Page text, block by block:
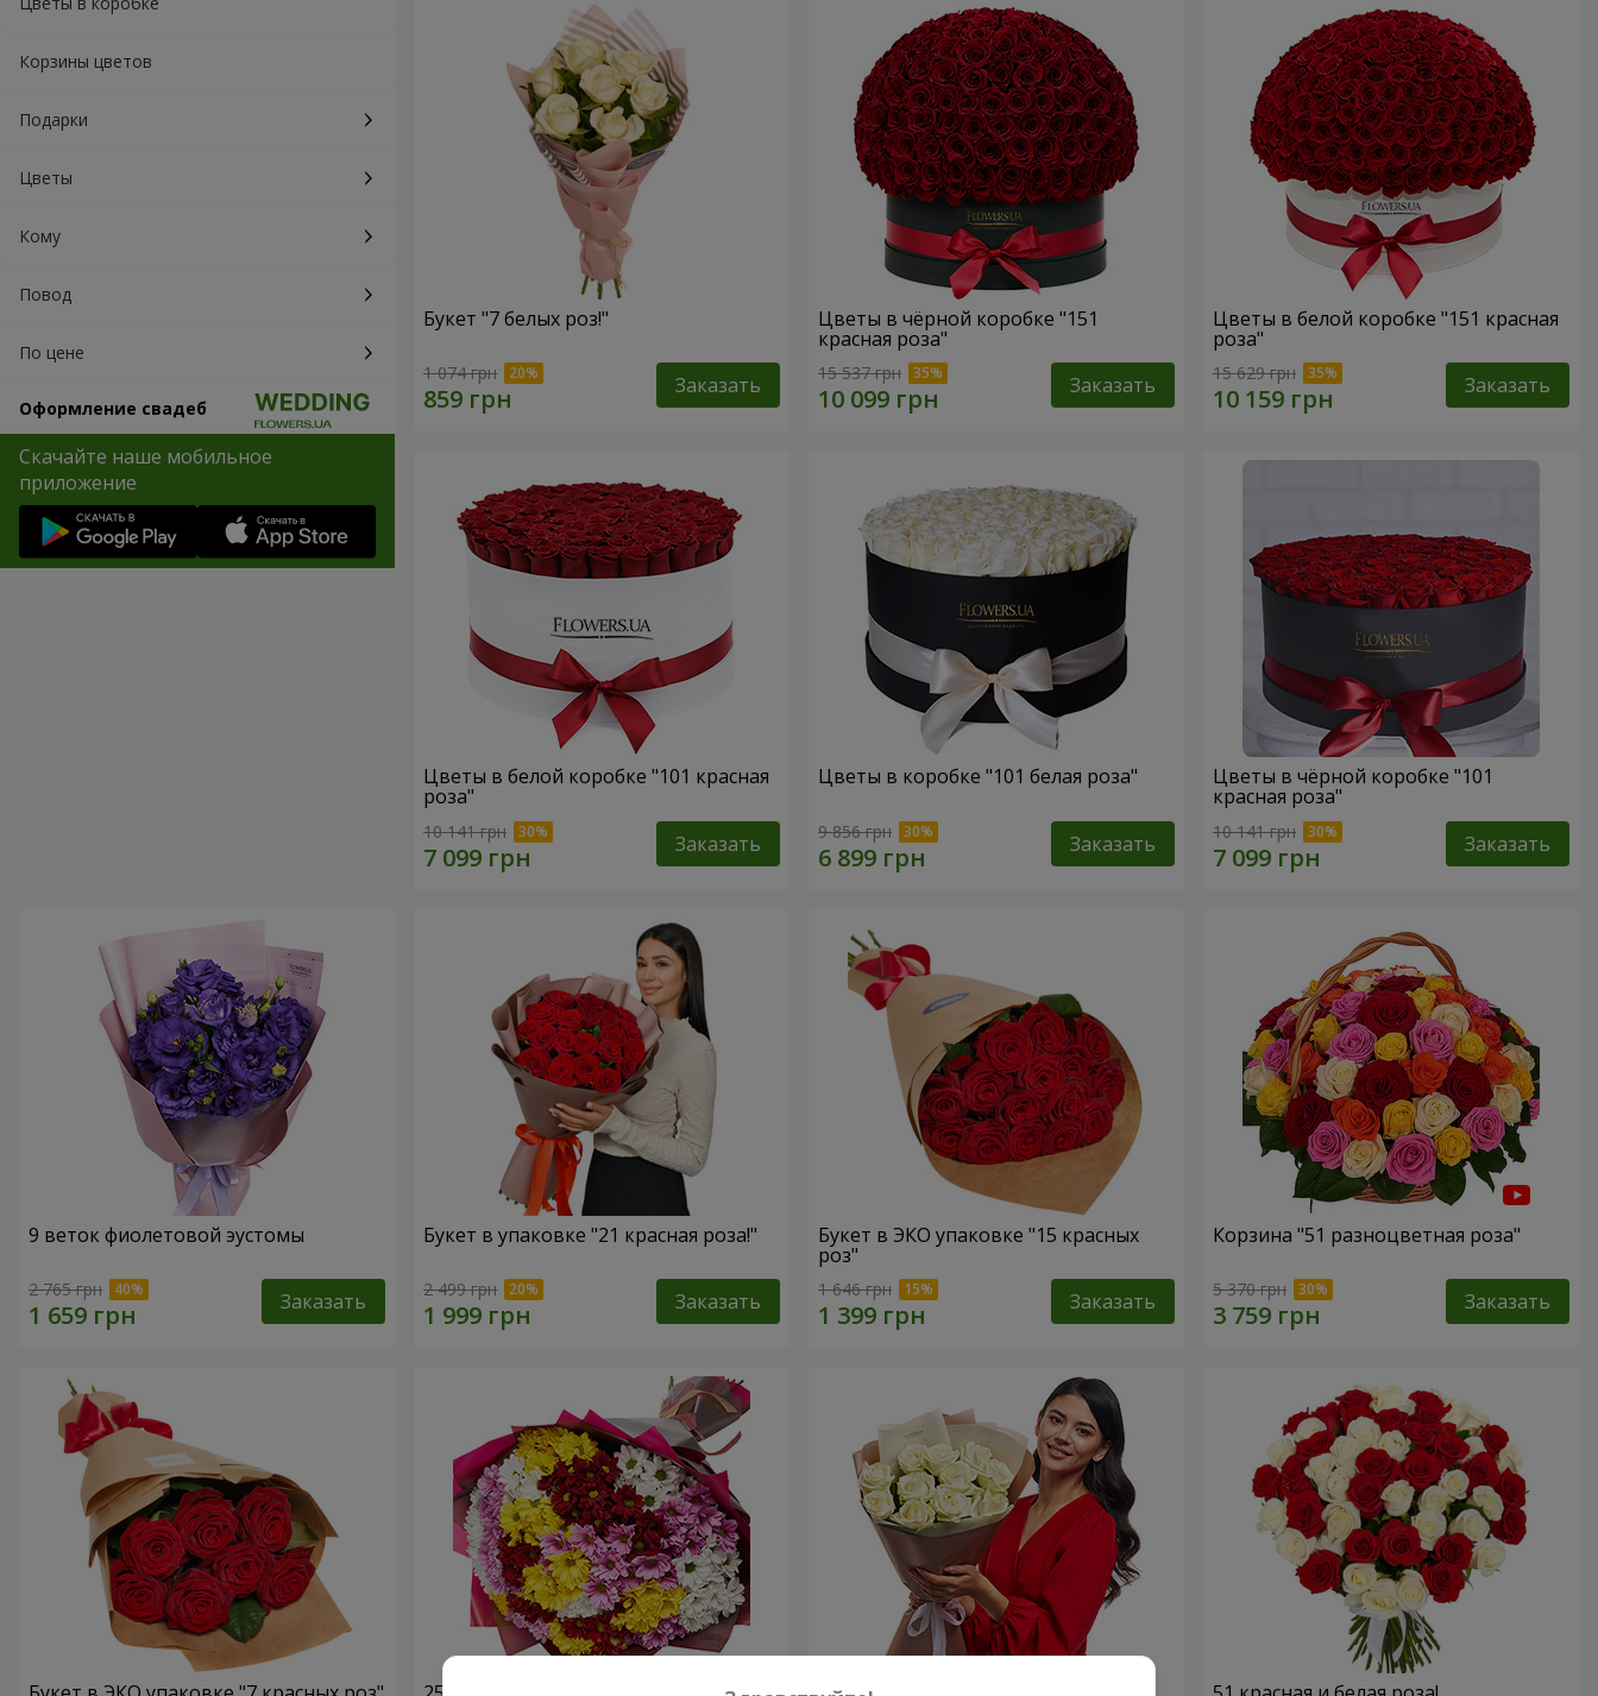
Корзины цветов
Подарки
Цветы
Кому
Повод
По цене
Оформление свадеб
Скачайте наше мобильное
приложение
Букет "7 белых роз!"
1 074 грн Заказать
Цветы в чёрной коробке "151
красная роза"
15 537 грн Заказать
Цветы в белой коробке "151 красная
роза"
15 629 грн Заказать
Цветы в белой коробке "101 красная
роза"
10 141 грн Заказать
Цветы в коробке "101 белая роза"
9 856 грн Заказать
Цветы в чёрной коробке "101
красная роза"
10 141 грн Заказать
9 веток фиолетовой эустомы
2 765 грн Заказать
Букет в упаковке "21 красная роза!"
2 499 грн Заказать
Букет в ЭКО упаковке "15 красных
роз"
1 646 грн Заказать
Корзина "51 разноцветная роза"
5 370 грн Заказать